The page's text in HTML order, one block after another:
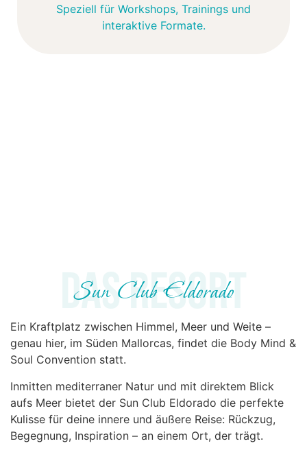
Speziell für Workshops, Trainings und
interaktive Formate.
Das Resort
Sun Club Eldorado
Ein Kraftplatz zwischen Himmel, Meer und Weite –
genau hier, im Süden Mallorcas, findet die Body Mind &
Soul Convention statt.
Inmitten mediterraner Natur und mit direktem Blick
aufs Meer bietet der Sun Club Eldorado die perfekte
Kulisse für deine innere und äußere Reise: Rückzug,
Begegnung, Inspiration – an einem Ort, der trägt.